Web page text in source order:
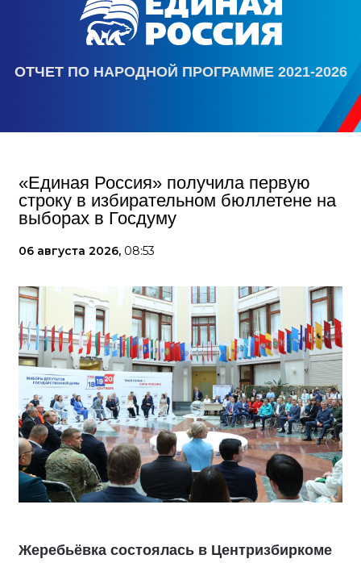
ОТЧЕТ ПО НАРОДНОЙ ПРОГРАММЕ 2021-2026
«Единая Россия» получила первую
строку в избирательном бюллетене на
выборах в Госдуму
06 августа 2026, 08:53
Жеребьёвка состоялась в Центризбиркоме